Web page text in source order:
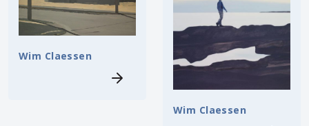
Wim Claessen
Wim Claessen